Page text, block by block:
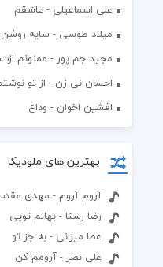
علی اسماعیلی - عاشقم
میلاد طوسی - سایه روشن
مجید جم پور - ممنونم ازت
احسان نی زن - از تو
افشين اخوان - وداع
بهترین های ملودیکا
آروم آروم - مهدی
رضا رستا - بهانم تویی
عطا میزانی - به جز تو
علی نصر - آرومم کن